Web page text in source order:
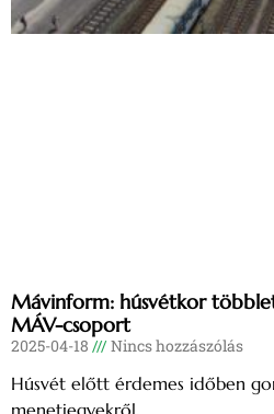
Mávinform: húsvétkor
MÁV-csoport
2025-04-18 Nincs hozzászólás
Húsvét előtt érdemes időben